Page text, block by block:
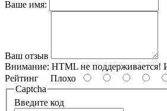
Ваше имя:
Ваш отзыв
Внимание: HTML не поддерживается!
Рейтинг Плохо
Captcha
Введите код